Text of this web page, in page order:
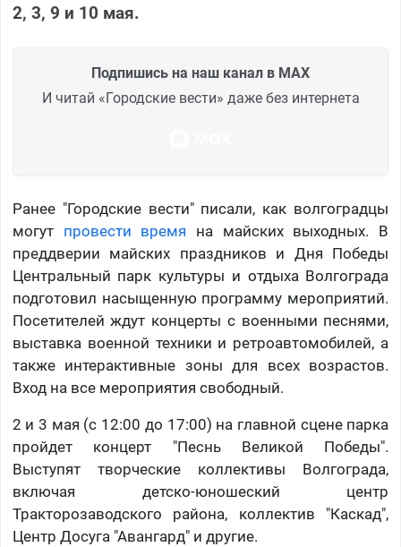
2, 3, 9 и 10 мая.
Подпишись на наш канал в MAX
И читай «Городские вести» даже без интернета
Ранее "Городские вести" писали, как волгоградцы
могут провести время на майских выходных. В
преддверии майских праздников и Дня Победы
Центральный парк культуры и отдыха Волгограда
подготовил насыщенную программу мероприятий.
Посетителей ждут концерты с военными песнями,
выставка военной техники и ретроавтомобилей, а
также интерактивные зоны для всех возрастов.
Вход на все мероприятия свободный.
2 и 3 мая (с 12:00 до 17:00) на главной сцене парка
пройдет концерт "Песнь Великой Победы".
Выступят творческие коллективы Волгограда,
включая детско-юношеский центр
Тракторозаводского района, коллектив "Каскад",
Центр Досуга "Авангард" и другие.